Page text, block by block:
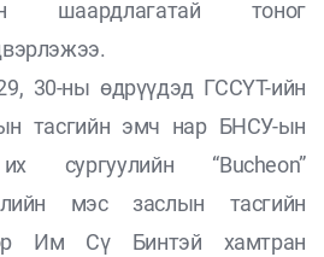
шаардлагатай тоног
30-ны өдрүүдэд ГССҮТ-ийн
тасгийн эмч нар БНСУ-ын
их сургуулийн “Bucheon”
мэс заслын тасгийн
Им Сү Бинтэй хамтран